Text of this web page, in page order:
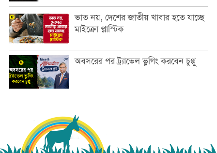
ভাত নয়, দেশের জাতীয় খাবার হতে যাচ্ছে
মাইক্রো প্লাস্টিক
অবসরের পর ট্র্যাভেল ভ্লগিং করবেন চুপ্পু